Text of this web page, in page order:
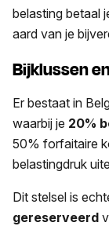
belasting betaal
aard van je
Bijklussen
Er bestaat in
waarbij je 20%
50% forfaitaire
belastingdruk
Dit stelsel is
gereserveerd